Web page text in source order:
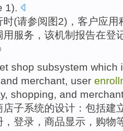
1).
时(请参阅 图2)， 客户应用
用服务 ，该机制 报告在登
shop subsystem which
and merchant, user
, shopping, and
店子系统的设计： 包括建
， 登录 ， 商品显示 ， 购物